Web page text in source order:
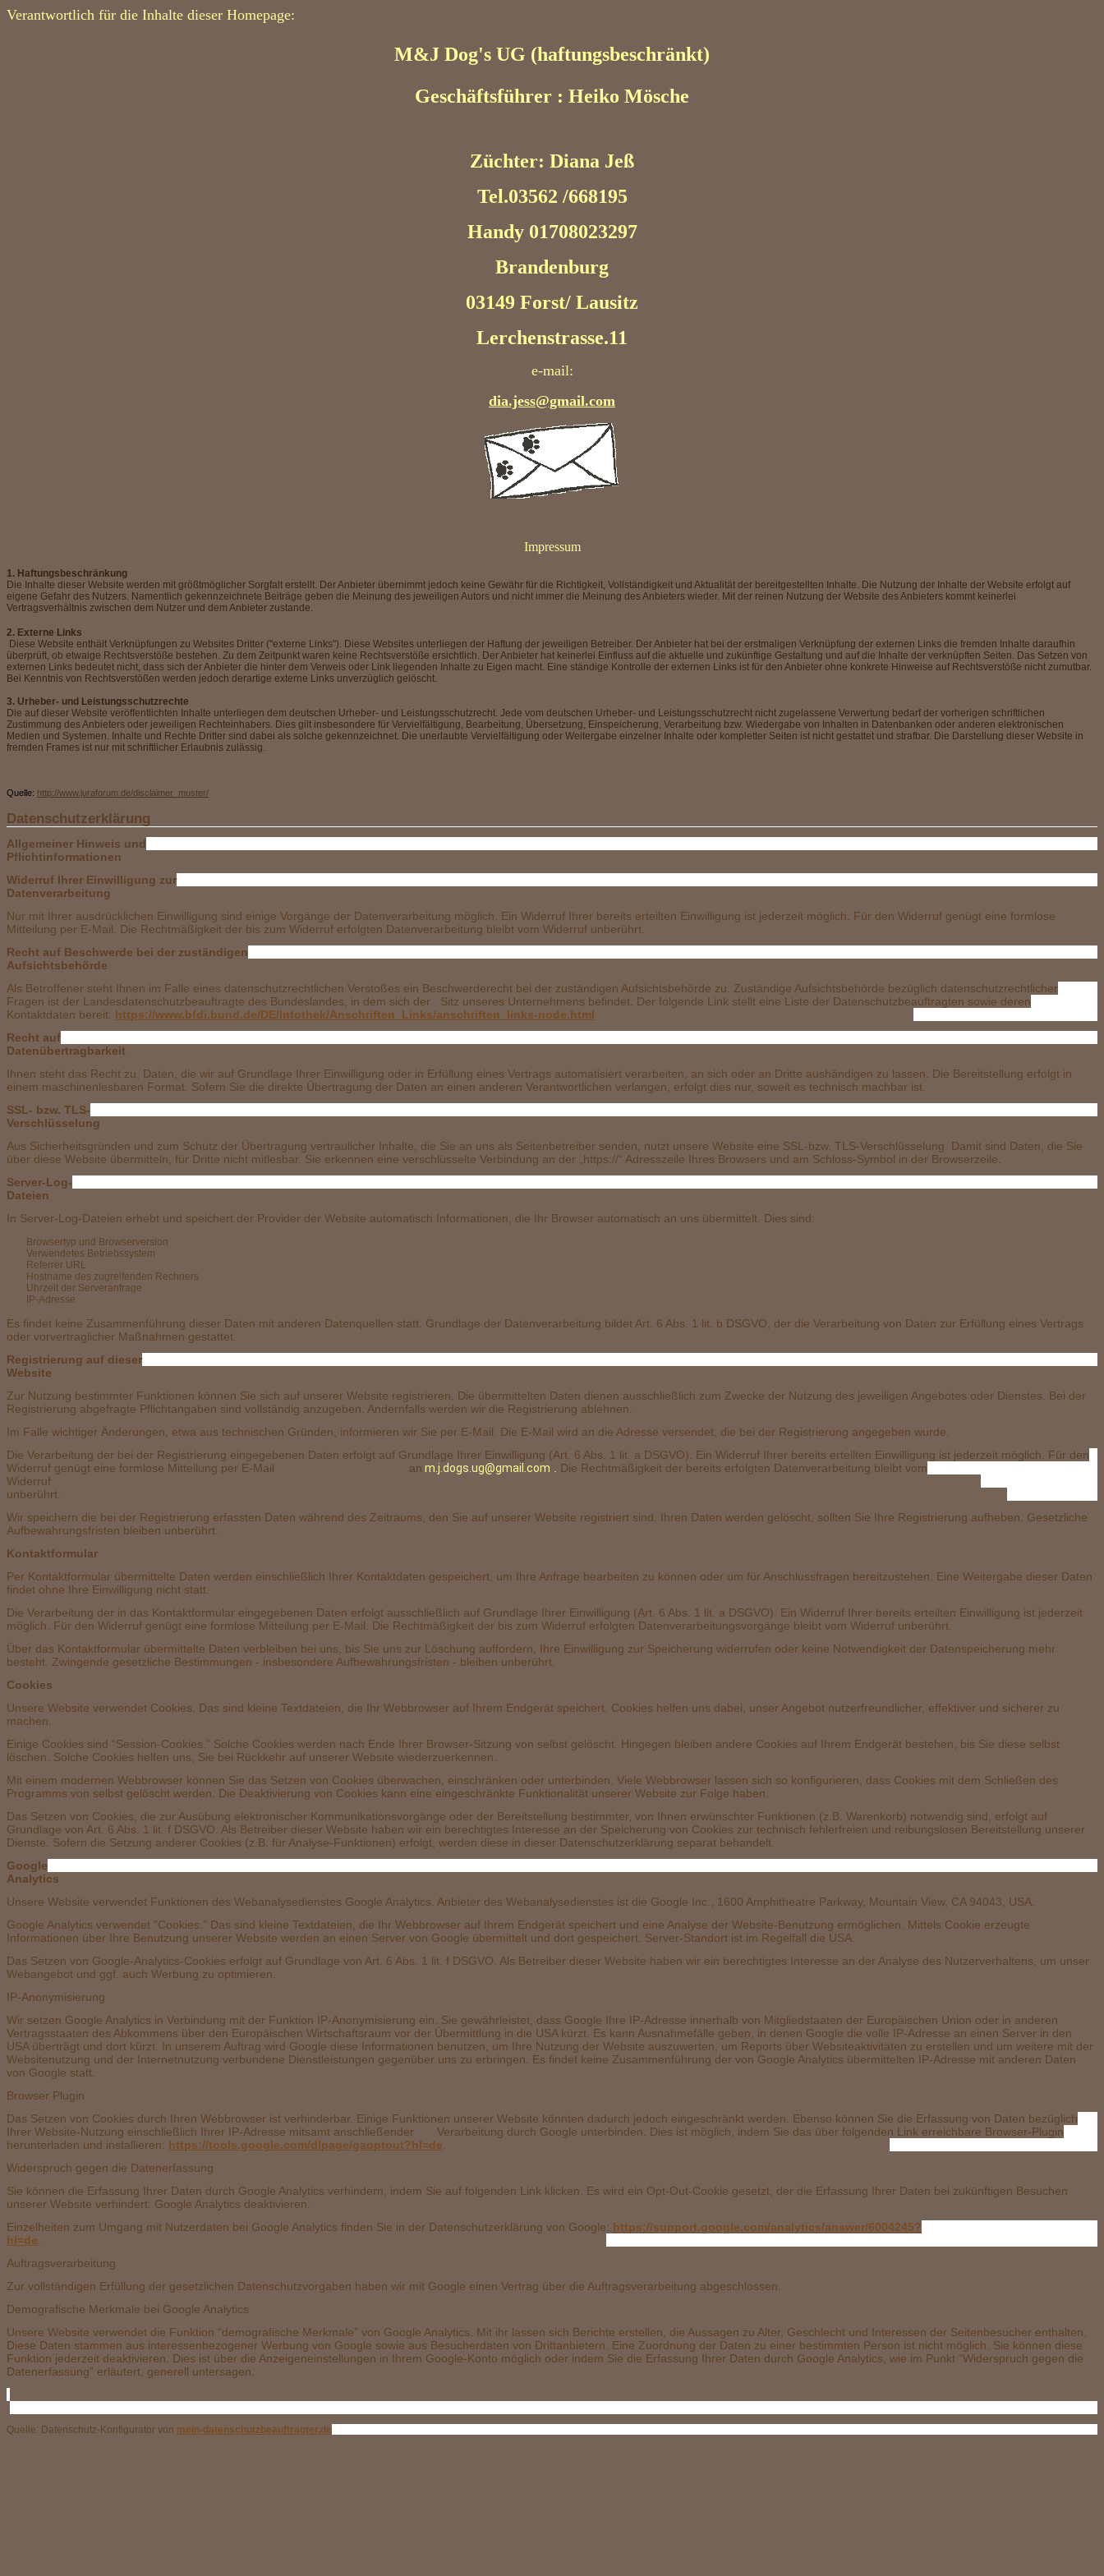
Verantwortlich für die Inhalte dieser Homepage:
M&J Dog's UG (haftungsbeschränkt)
Geschäftsführer : Heiko Mösche
Züchter: Diana Jeß
Tel.03562 /668195
Handy 01708023297
Brandenburg
03149 Forst/ Lausitz
Lerchenstrasse.11
e-mail:
dia.jess@gmail.com
Impressum
1. Haftungsbeschränkung
Die Inhalte dieser Website werden mit größtmöglicher Sorgfalt erstellt. Der Anbieter übernimmt jedoch keine Gewähr für die Richtigkeit, Vollständigkeit und Aktualität der bereitgestellten Inhalte. Die Nutzung der Inhalte der Website erfolgt auf
eigene Gefahr des Nutzers. Namentlich gekennzeichnete Beiträge geben die Meinung des jeweiligen Autors und nicht immer die Meinung des Anbieters wieder. Mit der reinen Nutzung der Website des Anbieters kommt keinerlei
Vertragsverhältnis zwischen dem Nutzer und dem Anbieter zustande.
2. Externe Links
Diese Website enthält Verknüpfungen zu Websites Dritter ("externe Links"). Diese Websites unterliegen der Haftung der jeweiligen Betreiber. Der Anbieter hat bei der erstmaligen Verknüpfung der externen Links die fremden Inhalte daraufhin
überprüft, ob etwaige Rechtsverstöße bestehen. Zu dem Zeitpunkt waren keine Rechtsverstöße ersichtlich. Der Anbieter hat keinerlei Einfluss auf die aktuelle und zukünftige Gestaltung und auf die Inhalte der verknüpften Seiten. Das Setzen von
externen Links bedeutet nicht, dass sich der Anbieter die hinter dem Verweis oder Link liegenden Inhalte zu Eigen macht. Eine ständige Kontrolle der externen Links ist für den Anbieter ohne konkrete Hinweise auf Rechtsverstöße nicht zumutbar.
Bei Kenntnis von Rechtsverstößen werden jedoch derartige externe Links unverzüglich gelöscht.
3. Urheber- und Leistungsschutzrechte
Die auf dieser Website veröffentlichten Inhalte unterliegen dem deutschen Urheber- und Leistungsschutzrecht. Jede vom deutschen Urheber- und Leistungsschutzrecht nicht zugelassene Verwertung bedarf der vorherigen schriftlichen
Zustimmung des Anbieters oder jeweiligen Rechteinhabers. Dies gilt insbesondere für Vervielfältigung, Bearbeitung, Übersetzung, Einspeicherung, Verarbeitung bzw. Wiedergabe von Inhalten in Datenbanken oder anderen elektronischen
Medien und Systemen. Inhalte und Rechte Dritter sind dabei als solche gekennzeichnet. Die unerlaubte Vervielfältigung oder Weitergabe einzelner Inhalte oder kompletter Seiten ist nicht gestattet und strafbar. Die Darstellung dieser Website in
fremden Frames ist nur mit schriftlicher Erlaubnis zulässig.
Quelle: http://www.juraforum.de/disclaimer_muster/
Allgemeiner Hinweis und
Widerruf Ihrer Einwilligung zur
Nur mit Ihrer ausdrücklichen Einwilligung sind einige Vorgänge der Datenverarbeitung möglich. Ein Widerruf Ihrer bereits erteilten Einwilligung ist jederzeit möglich. Für den Widerruf genügt eine formlose
Mitteilung per E-Mail. Die Rechtmäßigkeit der bis zum Widerruf erfolgten Datenverarbeitung bleibt vom Widerruf unberührt.
Recht auf Beschwerde bei der zuständigen
Als Betroffener steht Ihnen im Falle eines datenschutzrechtlichen Verstoßes ein Beschwerderecht bei der zuständigen Aufsichtsbehörde zu. Zuständige Aufsichtsbehörde bezüglich datenschutzrechtlicher
Fragen ist der Landesdatenschutzbeauftragte des Bundeslandes, in dem sich der Sitz unseres Unternehmens befindet. Der folgende Link stellt eine Liste der Datenschutzbeauftragten sowie deren
Kontaktdaten bereit: https://www.bfdi.bund.de/DE/Infothek/Anschriften_Links/anschriften_links-node.html
Recht auf
Ihnen steht das Recht zu, Daten, die wir auf Grundlage Ihrer Einwilligung oder in Erfüllung eines Vertrags automatisiert verarbeiten, an sich oder an Dritte aushändigen zu lassen. Die Bereitstellung erfolgt in
einem maschinenlesbaren Format. Sofern Sie die direkte Übertragung der Daten an einen anderen Verantwortlichen verlangen, erfolgt dies nur, soweit es technisch machbar ist.
SSL- bzw. TLS-
Aus Sicherheitsgründen und zum Schutz der Übertragung vertraulicher Inhalte, die Sie an uns als Seitenbetreiber senden, nutzt unsere Website eine SSL-bzw. TLS-Verschlüsselung. Damit sind Daten, die Sie
über diese Website übermitteln, für Dritte nicht mitlesbar. Sie erkennen eine verschlüsselte Verbindung an der „https://“ Adresszeile Ihres Browsers und am Schloss-Symbol in der Browserzeile.
Server-Log-
In Server-Log-Dateien erhebt und speichert der Provider der Website automatisch Informationen, die Ihr Browser automatisch an uns übermittelt. Dies sind:
Browsertyp und Browserversion
Verwendetes Betriebssystem
Referrer URL
Hostname des zugreifenden Rechners
Uhrzeit der Serveranfrage
IP-Adresse
Es findet keine Zusammenführung dieser Daten mit anderen Datenquellen statt. Grundlage der Datenverarbeitung bildet Art. 6 Abs. 1 lit. b DSGVO, der die Verarbeitung von Daten zur Erfüllung eines Vertrags
oder vorvertraglicher Maßnahmen gestattet.
Registrierung auf dieser
Zur Nutzung bestimmter Funktionen können Sie sich auf unserer Website registrieren. Die übermittelten Daten dienen ausschließlich zum Zwecke der Nutzung des jeweiligen Angebotes oder Dienstes. Bei der
Registrierung abgefragte Pflichtangaben sind vollständig anzugeben. Andernfalls werden wir die Registrierung ablehnen.
Im Falle wichtiger Änderungen, etwa aus technischen Gründen, informieren wir Sie per E-Mail. Die E-Mail wird an die Adresse versendet, die bei der Registrierung angegeben wurde.
Die Verarbeitung der bei der Registrierung eingegebenen Daten erfolgt auf Grundlage Ihrer Einwilligung (Art. 6 Abs. 1 lit. a DSGVO). Ein Widerruf Ihrer bereits erteilten Einwilligung ist jederzeit möglich. Für den
Widerruf genügt eine formlose Mitteilung per E-Mail an m.j.dogs.ug@gmail.com
Die Rechtmäßigkeit der bereits erfolgten Datenverarbeitung bleibt vom
Widerruf
unberührt.
Wir speichern die bei der Registrierung erfassten Daten während des Zeitraums, den Sie auf unserer Website registriert sind. Ihren Daten werden gelöscht, sollten Sie Ihre Registrierung aufheben. Gesetzliche
Aufbewahrungsfristen bleiben unberührt.
Per Kontaktformular übermittelte Daten werden einschließlich Ihrer Kontaktdaten gespeichert, um Ihre Anfrage bearbeiten zu können oder um für Anschlussfragen bereitzustehen. Eine Weitergabe dieser Daten
findet ohne Ihre Einwilligung nicht statt.
Die Verarbeitung der in das Kontaktformular eingegebenen Daten erfolgt ausschließlich auf Grundlage Ihrer Einwilligung (Art. 6 Abs. 1 lit. a DSGVO). Ein Widerruf Ihrer bereits erteilten Einwilligung ist jederzeit
möglich. Für den Widerruf genügt eine formlose Mitteilung per E-Mail. Die Rechtmäßigkeit der bis zum Widerruf erfolgten Datenverarbeitungsvorgänge bleibt vom Widerruf unberührt.
Über das Kontaktformular übermittelte Daten verbleiben bei uns, bis Sie uns zur Löschung auffordern, Ihre Einwilligung zur Speicherung widerrufen oder keine Notwendigkeit der Datenspeicherung mehr
besteht. Zwingende gesetzliche Bestimmungen - insbesondere Aufbewahrungsfristen - bleiben unberührt.
Unsere Website verwendet Cookies. Das sind kleine Textdateien, die Ihr Webbrowser auf Ihrem Endgerät speichert. Cookies helfen uns dabei, unser Angebot nutzerfreundlicher, effektiver und sicherer zu
machen.
Einige Cookies sind “Session-Cookies.” Solche Cookies werden nach Ende Ihrer Browser-Sitzung von selbst gelöscht. Hingegen bleiben andere Cookies auf Ihrem Endgerät bestehen, bis Sie diese selbst
löschen. Solche Cookies helfen uns, Sie bei Rückkehr auf unserer Website wiederzuerkennen.
Mit einem modernen Webbrowser können Sie das Setzen von Cookies überwachen, einschränken oder unterbinden. Viele Webbrowser lassen sich so konfigurieren, dass Cookies mit dem Schließen des
Programms von selbst gelöscht werden. Die Deaktivierung von Cookies kann eine eingeschränkte Funktionalität unserer Website zur Folge haben.
Das Setzen von Cookies, die zur Ausübung elektronischer Kommunikationsvorgänge oder der Bereitstellung bestimmter, von Ihnen erwünschter Funktionen (z.B. Warenkorb) notwendig sind, erfolgt auf
Grundlage von Art. 6 Abs. 1 lit. f DSGVO. Als Betreiber dieser Website haben wir ein berechtigtes Interesse an der Speicherung von Cookies zur technisch fehlerfreien und reibungslosen Bereitstellung unserer
Dienste. Sofern die Setzung anderer Cookies (z.B. für Analyse-Funktionen) erfolgt, werden diese in dieser Datenschutzerklärung separat behandelt.
Google
Unsere Website verwendet Funktionen des Webanalysedienstes Google Analytics. Anbieter des Webanalysedienstes ist die Google Inc., 1600 Amphitheatre Parkway, Mountain View, CA 94043, USA.
Google Analytics verwendet "Cookies." Das sind kleine Textdateien, die Ihr Webbrowser auf Ihrem Endgerät speichert und eine Analyse der Website-Benutzung ermöglichen. Mittels Cookie erzeugte
Informationen über Ihre Benutzung unserer Website werden an einen Server von Google übermittelt und dort gespeichert. Server-Standort ist im Regelfall die USA.
Das Setzen von Google-Analytics-Cookies erfolgt auf Grundlage von Art. 6 Abs. 1 lit. f DSGVO. Als Betreiber dieser Website haben wir ein berechtigtes Interesse an der Analyse des Nutzerverhaltens, um unser
Webangebot und ggf. auch Werbung zu optimieren.
IP-Anonymisierung
Wir setzen Google Analytics in Verbindung mit der Funktion IP-Anonymisierung ein. Sie gewährleistet, dass Google Ihre IP-Adresse innerhalb von Mitgliedstaaten der Europäischen Union oder in anderen
Vertragsstaaten des Abkommens über den Europäischen Wirtschaftsraum vor der Übermittlung in die USA kürzt. Es kann Ausnahmefälle geben, in denen Google die volle IP-Adresse an einen Server in den
USA überträgt und dort kürzt. In unserem Auftrag wird Google diese Informationen benutzen, um Ihre Nutzung der Website auszuwerten, um Reports über Websiteaktivitäten zu erstellen und um weitere mit der
Websitenutzung und der Internetnutzung verbundene Dienstleistungen gegenüber uns zu erbringen. Es findet keine Zusammenführung der von Google Analytics übermittelten IP-Adresse mit anderen Daten
von Google statt.
Browser Plugin
Das Setzen von Cookies durch Ihren Webbrowser ist verhinderbar. Einige Funktionen unserer Website könnten dadurch jedoch eingeschränkt werden. Ebenso können Sie die Erfassung von Daten bezüglich
Ihrer Website-Nutzung einschließlich Ihrer IP-Adresse mitsamt anschließender Verarbeitung durch Google unterbinden. Dies ist möglich, indem Sie das über folgenden Link erreichbare Browser-Plugin
herunterladen und installieren: https://tools.google.com/dlpage/gaoptout?hl=de
Widerspruch gegen die Datenerfassung
Sie können die Erfassung Ihrer Daten durch Google Analytics verhindern, indem Sie auf folgenden Link klicken. Es wird ein Opt-Out-Cookie gesetzt, der die Erfassung Ihrer Daten bei zukünftigen Besuchen
unserer Website verhindert: Google Analytics deaktivieren.
Einzelheiten zum Umgang mit Nutzerdaten bei Google Analytics finden Sie in der Datenschutzerklärung von Google: https://support.google.com/analytics/answer/6004245?
hl=de
Auftragsverarbeitung
Zur vollständigen Erfüllung der gesetzlichen Datenschutzvorgaben haben wir mit Google einen Vertrag über die Auftragsverarbeitung abgeschlossen.
Demografische Merkmale bei Google Analytics
Unsere Website verwendet die Funktion “demografische Merkmale” von Google Analytics. Mit ihr lassen sich Berichte erstellen, die Aussagen zu Alter, Geschlecht und Interessen der Seitenbesucher enthalten.
Diese Daten stammen aus interessenbezogener Werbung von Google sowie aus Besucherdaten von Drittanbietern. Eine Zuordnung der Daten zu einer bestimmten Person ist nicht möglich. Sie können diese
Funktion jederzeit deaktivieren. Dies ist über die Anzeigeneinstellungen in Ihrem Google-Konto möglich oder indem Sie die Erfassung Ihrer Daten durch Google Analytics, wie im Punkt “Widerspruch gegen die
Datenerfassung” erläutert, generell untersagen.
Quelle: Datenschutz-Konfigurator von mein-datenschutzbeauftragter.de